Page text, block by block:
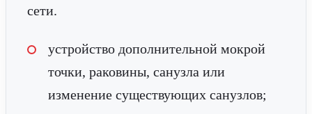
сети.
устройство дополнительной мокрой
точки, раковины, санузла или
изменение существующих санузлов;